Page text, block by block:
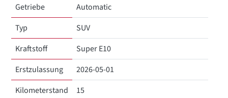
Getriebe
Automatic
Typ
SUV
Kraftstoff
Super E10
Erstzulassung
2026-05-01
Kilometerstand
15